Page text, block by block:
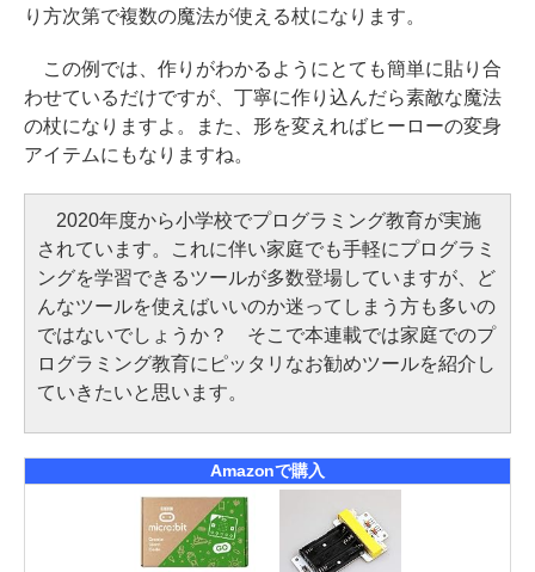
り方次第で複数の魔法が使える杖になります。
この例では、作りがわかるようにとても簡単に貼り合
わせているだけですが、丁寧に作り込んだら素敵な魔法
の杖になりますよ。また、形を変えればヒーローの変身
アイテムにもなりますね。
2020年度から小学校でプログラミング教育が実施
されています。これに伴い家庭でも手軽にプログラミ
ングを学習できるツールが多数登場していますが、ど
んなツールを使えばいいのか迷ってしまう方も多いの
ではないでしょうか？ そこで本連載では家庭でのプ
ログラミング教育にピッタリなお勧めツールを紹介し
ていきたいと思います。
Amazonで購入